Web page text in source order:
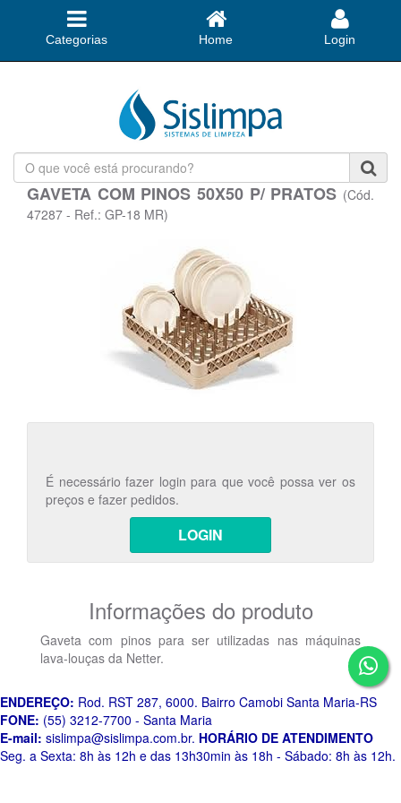
Categorias Home Login
O
que
você
está
GAVETA COM PINOS 50X50 P/ PRATOS (Cód.
47287 - Ref.: GP-18 MR)
É necessário fazer login para que você possa ver os
preços e fazer pedidos.
LOGIN
Informações do produto
Gaveta com pinos para ser utilizadas nas máquinas
lava-louças da Netter.
ENDEREÇO: Rod. RST 287, 6000. Bairro Camobi Santa Maria-RS
FONE: (55) 3212-7700 - Santa Maria
E-mail: sislimpa@sislimpa.com.br. HORÁRIO DE ATENDIMENTO
Seg. a Sexta: 8h às 12h e das 13h30min às 18h - Sábado: 8h às 12h.